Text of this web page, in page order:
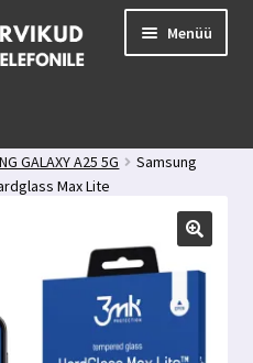
Menüü
GALAXY A25 5G
Samsung
Max Lite